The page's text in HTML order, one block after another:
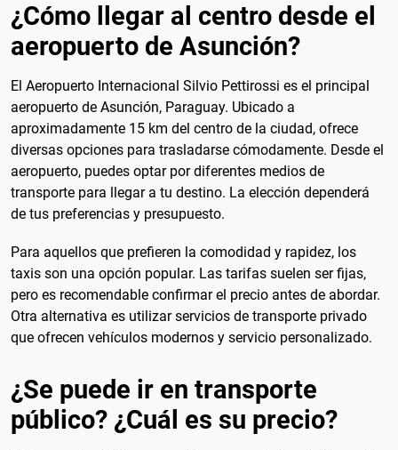
¿Cómo llegar al centro desde el
aeropuerto de Asunción?
El Aeropuerto Internacional Silvio Pettirossi es el principal
aeropuerto de Asunción, Paraguay. Ubicado a
aproximadamente 15 km del centro de la ciudad, ofrece
diversas opciones para trasladarse cómodamente. Desde el
aeropuerto, puedes optar por diferentes medios de
transporte para llegar a tu destino. La elección dependerá
de tus preferencias y presupuesto.
Para aquellos que prefieren la comodidad y rapidez, los
taxis son una opción popular. Las tarifas suelen ser fijas,
pero es recomendable confirmar el precio antes de abordar.
Otra alternativa es utilizar servicios de transporte privado
que ofrecen vehículos modernos y servicio personalizado.
¿Se puede ir en transporte
público? ¿Cuál es su precio?